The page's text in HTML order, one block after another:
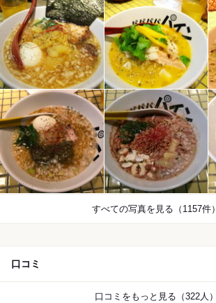
すべての写真を見る（1157件）
口コミ
口コミをもっと見る（322人）